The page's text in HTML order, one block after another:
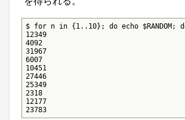
$ for n in {1..10}; do echo $RANDOM;
12349
4092
31967
6007
10451
27446
25349
2318
12177
23783